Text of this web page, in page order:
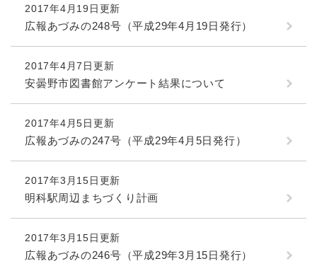
2017年4月19日更新
広報あづみの248号（平成29年4月19日発行）
2017年4月7日更新
安曇野市図書館アンケート結果について
2017年4月5日更新
広報あづみの247号（平成29年4月5日発行）
2017年3月15日更新
明科駅周辺まちづくり計画
2017年3月15日更新
広報あづみの246号（平成29年3月15日発行）